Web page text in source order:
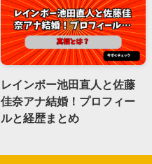
レインボー池田直人と佐藤
佳奈アナ結婚！プロフィー
ルと経歴まとめ